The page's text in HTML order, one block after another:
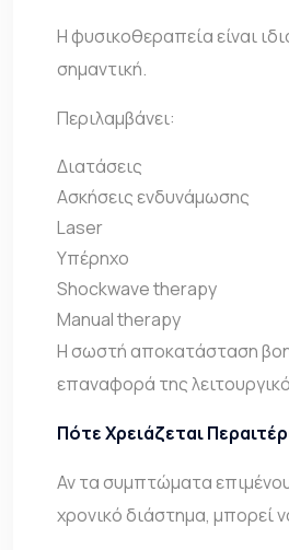
Η φυσικοθεραπεία είναι
σημαντική.
Περιλαμβάνει:
Διατάσεις
Ασκήσεις ενδυνάμωσης
Laser
Υπέρηχο
Shockwave therapy
Manual therapy
Η σωστή αποκατάσταση
επαναφορά της
Πότε Χρειάζεται
Αν τα συμπτώματα
χρονικό διάστημα, μπορεί